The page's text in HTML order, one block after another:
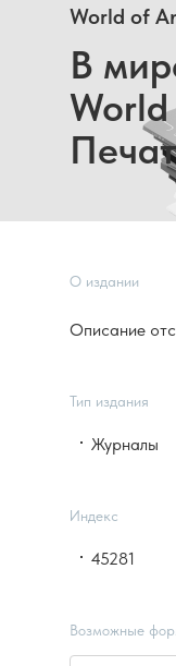
World of
В
О издании
Описание
Тип издания
Журналы
Индекс
45281
Возможные